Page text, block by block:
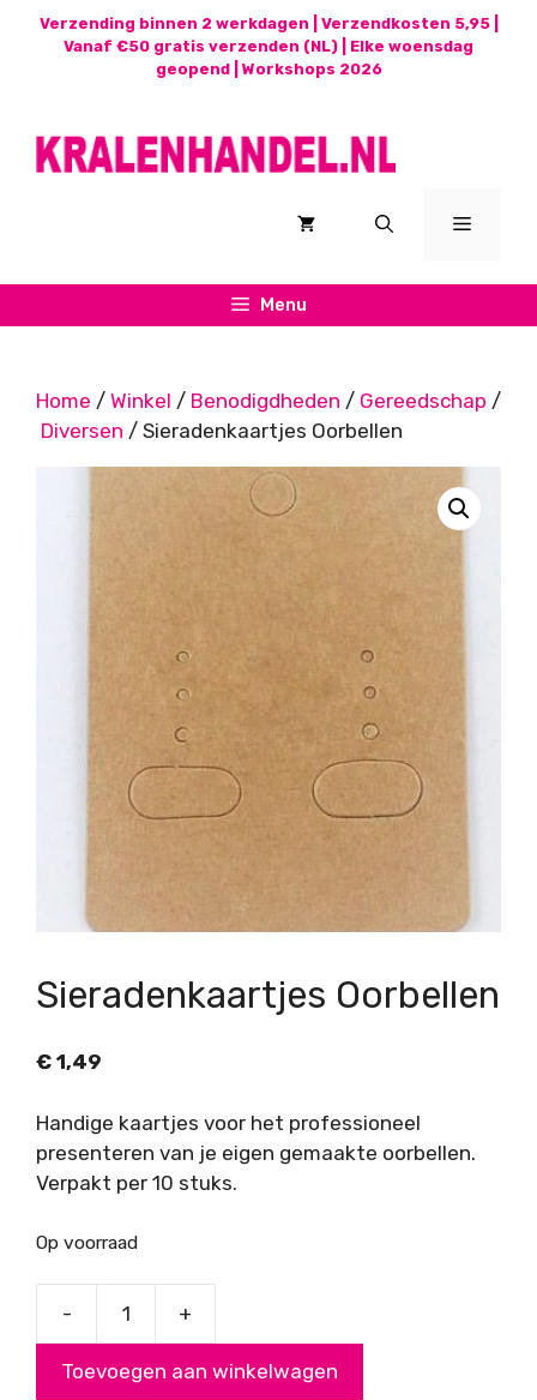
Verzending binnen 2 werkdagen | Verzendkosten 5,95 |
Vanaf €50 gratis verzenden (NL) | Elke woensdag
geopend | Workshops 2026
Menu
Menu
Home / Winkel / Benodigdheden / Gereedschap /
Diversen / Sieradenkaartjes Oorbellen
Sieradenkaartjes Oorbellen
€ 1,49
Handige kaartjes voor het professioneel
presenteren van je eigen gemaakte oorbellen.
Verpakt per 10 stuks.
Op voorraad
-
aantal
+
Toevoegen aan winkelwagen